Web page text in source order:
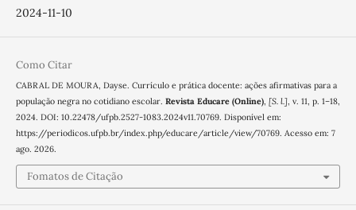
2024-11-10
Como Citar
CABRAL DE MOURA, Dayse. Currículo e prática docente: ações afirmativas para a
população negra no cotidiano escolar. Revista Educare (Online), [S. l.], v. 11, p. 1–18,
2024. DOI: 10.22478/ufpb.2527-1083.2024v11.70769. Disponível em:
https://periodicos.ufpb.br/index.php/educare/article/view/70769. Acesso em: 7
ago. 2026.
Fomatos de Citação